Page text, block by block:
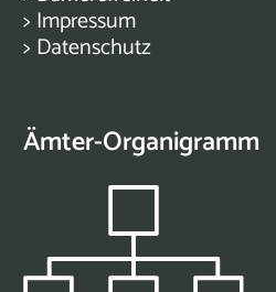
> Impressum
> Datenschutz
Ämter-Organigramm